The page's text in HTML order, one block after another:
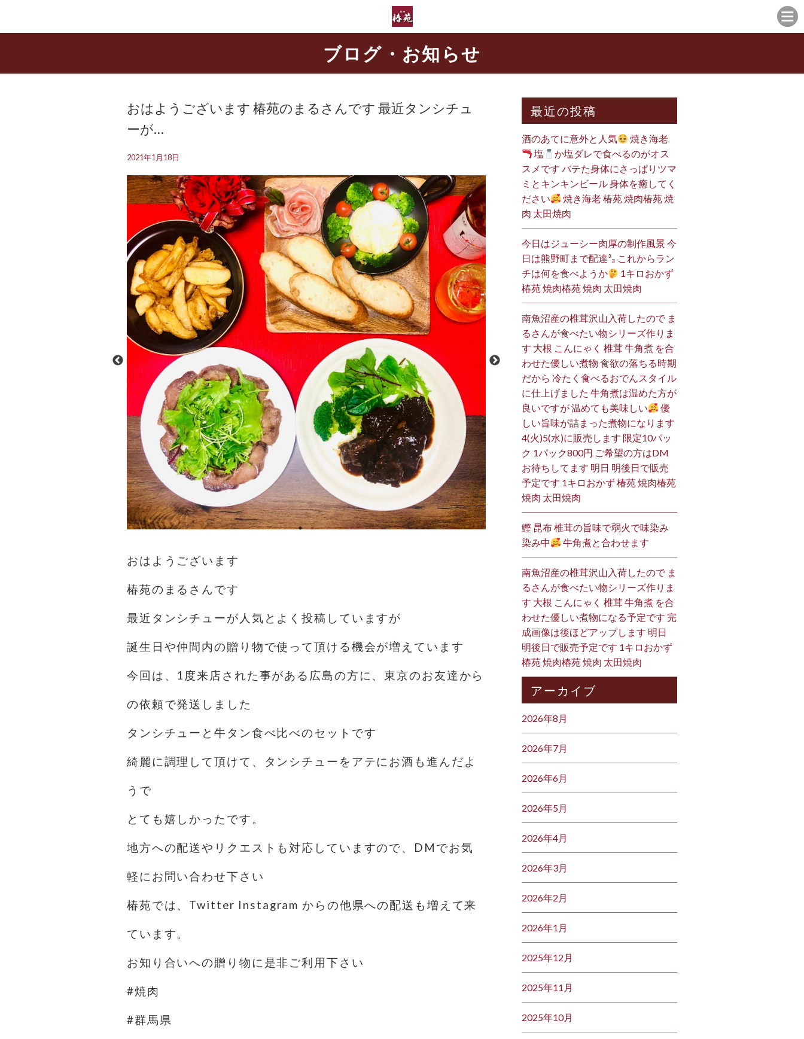
ブログ・お知らせ
おはようございます️ 椿苑のまるさんです 最近タンシチュ
ーが…
2021年1月18日
おはようございます️
椿苑のまるさんです
最近タンシチューが人気とよく投稿していますが
誕生日や仲間内の贈り物で使って頂ける機会が増えています
今回は、1度来店された事がある広島の方に、東京のお友達から
の依頼で発送しました
タンシチューと牛タン食べ比べのセットです
綺麗に調理して頂けて、タンシチューをアテにお酒も進んだよ
うで
とても嬉しかったです。
地方への配送やリクエストも対応していますので、DMでお気
軽にお問い合わせ下さい
椿苑では、Twitter Instagram からの他県への配送も増えて来
ています。
お知り合いへの贈り物に是非ご利用下さい
#焼肉
#群馬県
最近の投稿
酒のあてに意外と人気
焼き海老
塩
か塩ダレで食べるのがオス
スメです バテた身体にさっぱりツマ
ミとキンキンビール 身体を癒してく
ださい
焼き海老 椿苑 焼肉椿苑 焼
肉 太田焼肉
今日はジューシー肉厚の制作風景 今
日は熊野町まで配達³₃ これからラン
チは何を食べようか
1キロおかず
椿苑 焼肉椿苑 焼肉 太田焼肉
南魚沼産の椎茸沢山入荷したので ま
るさんが食べたい物シリーズ作りま
す 大根 こんにゃく 椎茸 牛角煮 を合
わせた優しい煮物 食欲の落ちる時期
だから 冷たく食べるおでんスタイル
に仕上げました 牛角煮は温めた方が
良いですが 温めても美味しい
優
しい旨味が詰まった煮物になります
4(火)5(水)に販売します 限定10パッ
ク 1パック800円 ご希望の方はDM
お待ちしてます 明日 明後日で販売
予定です 1キロおかず 椿苑 焼肉椿苑
焼肉 太田焼肉
鰹 昆布 椎茸の旨味で弱火で味染み
染み中
牛角煮と合わせます
南魚沼産の椎茸沢山入荷したので ま
るさんが食べたい物シリーズ作りま
す 大根 こんにゃく 椎茸 牛角煮 を合
わせた優しい煮物になる予定です 完
成画像は後ほどアップします 明日
明後日で販売予定です 1キロおかず
椿苑 焼肉椿苑 焼肉 太田焼肉
アーカイブ
2026年8月
2026年7月
2026年6月
2026年5月
2026年4月
2026年3月
2026年2月
2026年1月
2025年12月
2025年11月
2025年10月